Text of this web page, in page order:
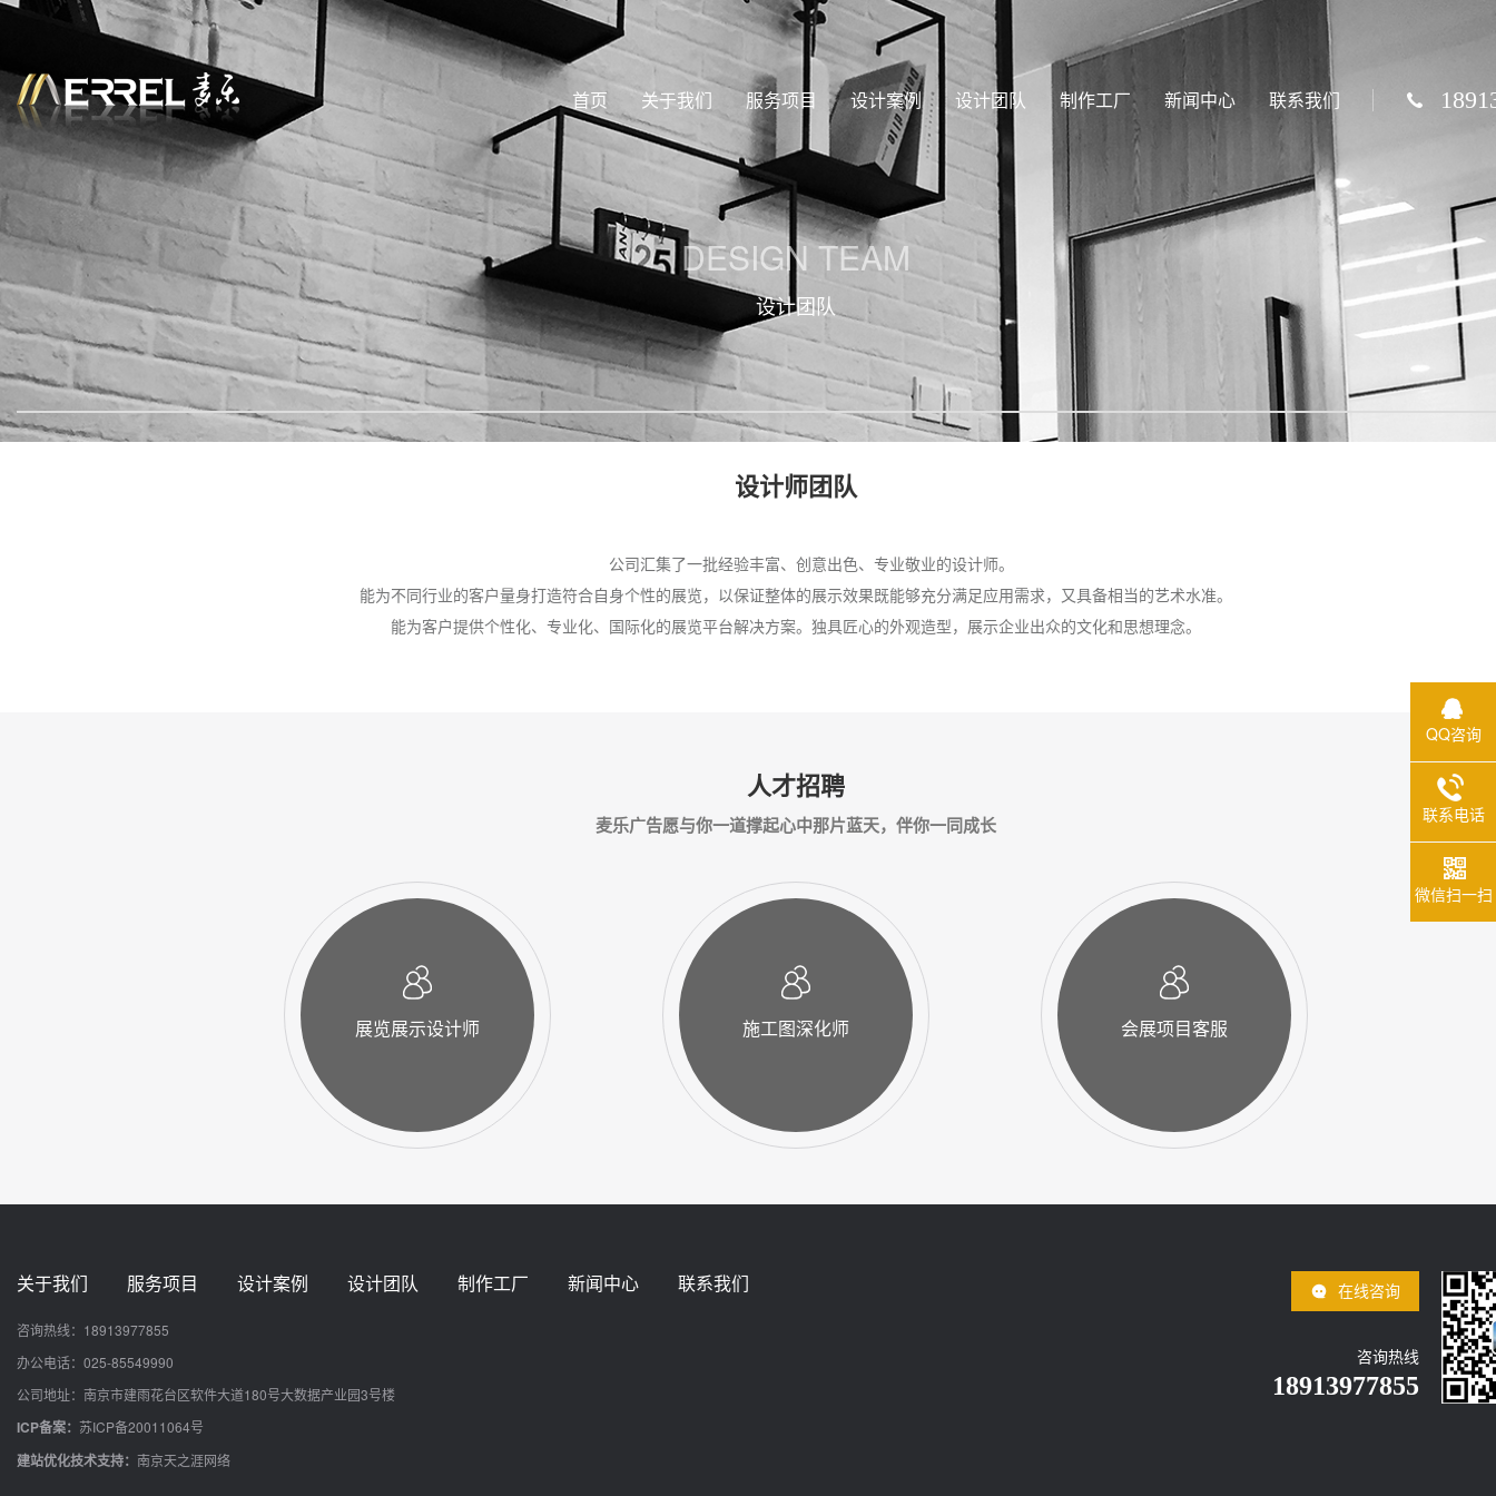
DESIGN TEAM
设计团队
设计师团队
公司汇集了一批经验丰富、创意出色、专业敬业的设计师。
能为不同行业的客户量身打造符合自身个性的展览，以保证整体的展示效果既能够充分满足应用需求，又具备相当的艺术水准。
能为客户提供个性化、专业化、国际化的展览平台解决方案。独具匠心的外观造型，展示企业出众的文化和思想理念。
人才招聘
麦乐广告愿与你一道撑起心中那片蓝天，伴你一同成长
展览展示设计师 施工图深化师 会展项目客服
在线咨询
咨询热线
18913977855
关于我们 服务项目 设计案例 设计团队 制作工厂 新闻中心 联系我们
咨询热线：18913977855
办公电话：025-85549990
公司地址：南京市建雨花台区软件大道180号大数据产业园3号楼
ICP备案： 苏ICP备20011064号
建站优化技术支持： 南京天之涯网络
QQ咨询
联系电话
微信扫一扫
首页 关于我们 服务项目 设计案例 设计团队 制作工厂 新闻中心 联系我们